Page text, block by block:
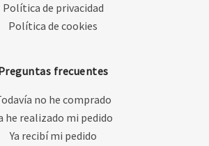
Política de privacidad
Política de cookies
frecuentes
no he comprado
he realizado mi pedido
Ya recibí mi pedido